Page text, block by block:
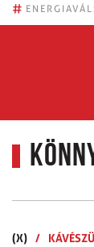
#
(X) /